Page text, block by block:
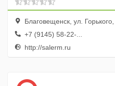
Благовещенск, ул.
+7 (9145) 58-22-...
http://salerm.ru